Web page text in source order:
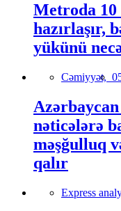
Metroda 10
hazırlaşır,
yükünü
Cəmiyyət,
nəticələrə
məşğulluq
qalır
Express